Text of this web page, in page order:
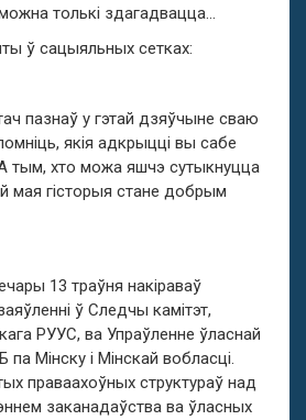
толькі здагадвацца…
ў сацыяльных сетках:
пазнаў у гэтай дзяўчыне сваю
якія адкрыцці вы сабе
тым, хто можа яшчэ сутыкнуцца
мая гісторыя стане добрым
13 траўня накіраваў
ў Следчы камітэт,
РУУС, ва Упраўленне ўласнай
Мінску і Мінскай вобласці.
праваахоўных структураў над
заканадаўства ва ўласных